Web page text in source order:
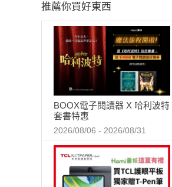
推薦你買好東西
BOOX電子閱讀器 X 哈利波特
套書特惠
2026/08/06 - 2026/08/31